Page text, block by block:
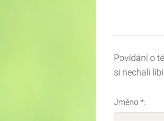
Povídání o
si nechali
Jméno *: